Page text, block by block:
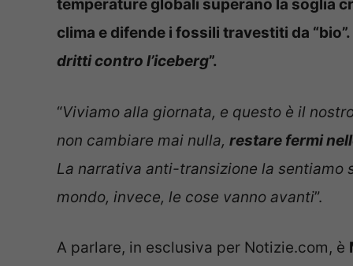
temperature globali superano la soglia
clima e difende i fossili travestiti da
dritti contro l’iceberg”.
“Viviamo alla giornata, e questo è il
non cambiare mai nulla, restare fermi
La narrativa anti-transizione la sentiamo
mondo, invece, le cose vanno avanti”.
A parlare, in esclusiva per Notizie.com, è